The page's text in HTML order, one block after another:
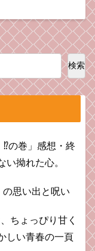
検索
の巻」感想・終
拗れた心。
思い出と呪い
ちょっぴり甘く
しい青春の一頁